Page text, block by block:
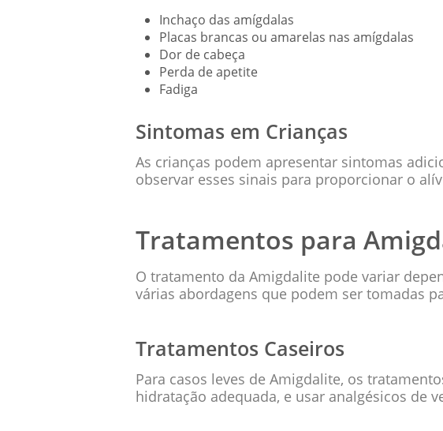
Inchaço das amígdalas
Placas brancas ou amarelas nas amígdalas
Dor de cabeça
Perda de apetite
Fadiga
Sintomas em Crianças
As crianças podem apresentar sintomas
observar esses sinais para proporcionar o
Tratamentos para
O tratamento da Amigdalite pode variar
várias abordagens que podem ser tomadas
Tratamentos Caseiros
Para casos leves de Amigdalite, os
hidratação adequada, e usar analgésicos de